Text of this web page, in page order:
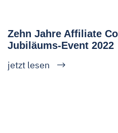
Zehn Jahre Affiliate
Jubiläums-Event 2022
jetzt lesen